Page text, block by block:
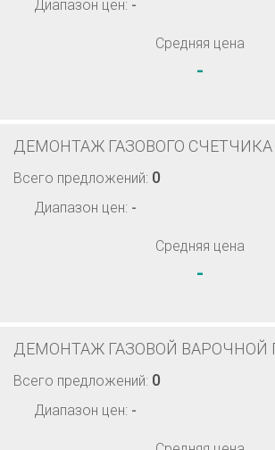
Диапазон цен: -
Средняя цена
-
ДЕМОНТАЖ ГАЗОВОГО СЧЕТЧИКА
Всего предложений: 0
Диапазон цен: -
Средняя цена
-
ДЕМОНТАЖ ГАЗОВОЙ ВАРОЧНОЙ
Всего предложений: 0
Диапазон цен: -